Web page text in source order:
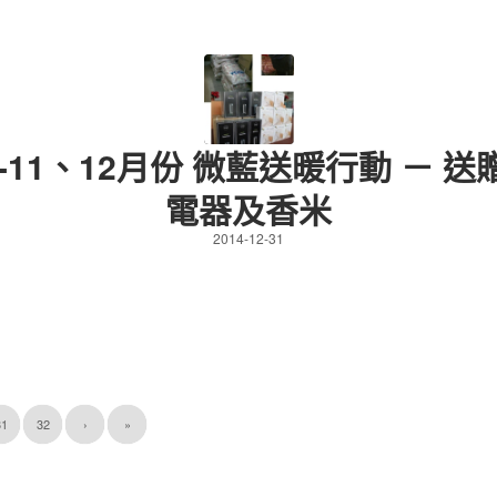
、12月份 微藍送暖行動 － 送
電器及香米
2014-12-31
32 › »